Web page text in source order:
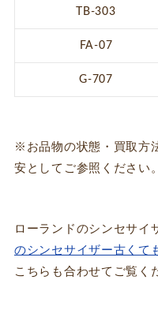
TB-303
FA-07
G-707
※お品物の状態・買取方
安としてご参照ください。
ローランドのシンセサイ
のシンセサイザー古くて
こちらも合わせてご覧く